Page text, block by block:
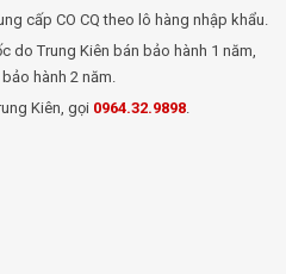
cấp CO CQ theo lô hàng nhập khẩu.
do Trung Kiên bán bảo hành 1 năm,
hành 2 năm.
Kiên, gọi 0964.32.9898.